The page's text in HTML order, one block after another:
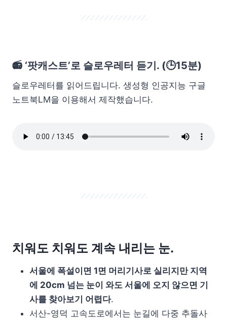
📻 ‘팟캐스트’로 슬로우레터 듣기. (🕒15분)
슬로우레터를 읽어드립니다. 생성형 인공지능 구글
노트북LM을 이용해서 제작했습니다.
치워도 치워도 계속 내리는 눈.
서울에 폭설이면 1면 머리기사로 실리지만 지역
에 20cm 넘는 눈이 와도 서울에 오지 않으면 기
사를 찾아보기 어렵다.
서산-영덕 고속도로에서는 눈길에 다중 추돌사